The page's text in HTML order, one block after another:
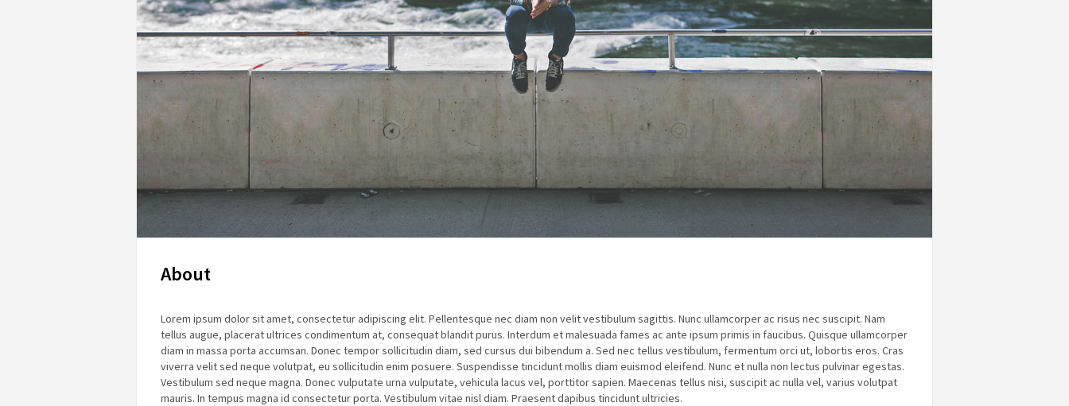
About
Lorem ipsum dolor sit amet, consectetur adipiscing elit. Pellentesque nec diam non velit vestibulum sagittis. Nunc ullamcorper ac risus nec suscipit. Nam
tellus augue, placerat ultrices condimentum at, consequat blandit purus. Interdum et malesuada fames ac ante ipsum primis in faucibus. Quisque ullamcorper
diam in massa porta accumsan. Donec tempor sollicitudin diam, sed cursus dui bibendum a. Sed nec tellus vestibulum, fermentum orci ut, lobortis eros. Cras
viverra velit sed neque volutpat, eu sollicitudin enim posuere. Suspendisse tincidunt mollis diam euismod eleifend. Nunc et nulla non lectus pulvinar egestas.
Vestibulum sed neque magna. Donec vulputate urna vulputate, vehicula lacus vel, porttitor sapien. Maecenas tellus nisi, suscipit ac nulla vel, varius volutpat
mauris. In tempus magna id consectetur porta. Vestibulum vitae nisl diam. Praesent dapibus tincidunt ultricies.